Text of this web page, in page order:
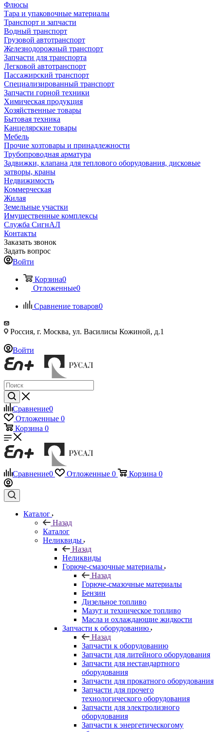
Флюсы
Тара и упаковочные материалы
Транспорт и запчасти
Водный транспорт
Грузовой автотранспорт
Железнодорожный транспорт
Запчасти для транспорта
Легковой автотранспорт
Пассажирский транспорт
Специализированный транспорт
Запчасти горной техники
Химическая продукция
Хозяйственные товары
Бытовая техника
Канцелярские товары
Мебель
Прочие хозтовары и принадлежности
Трубопроводная арматура
Задвижки, клапана для теплового оборудования, дисковые
затворы, краны
Недвижимость
Коммерческая
Жилая
Земельные участки
Имущественные комплексы
Служба СигнАЛ
Контакты
Заказать звонок
Задать вопрос
Войти
Корзина0
Отложенные0
Сравнение товаров0
Россия, г. Москва, ул. Василисы Кожиной, д.1
Войти
Сравнение0
Отложенные 0
Корзина 0
Сравнение0 Отложенные 0 Корзина 0
Каталог
Назад
Каталог
Неликвиды
Назад
Неликвиды
Горюче-смазочные материалы
Назад
Горюче-смазочные материалы
Бензин
Дизельное топливо
Мазут и техническое топливо
Масла и охлаждающие жидкости
Запчасти к оборудованию
Назад
Запчасти к оборудованию
Запчасти для литейного оборудования
Запчасти для нестандартного
оборудования
Запчасти для прокатного оборудования
Запчасти для прочего
технологического оборудования
Запчасти для электролизного
оборудования
Запчасти к энергетическогому